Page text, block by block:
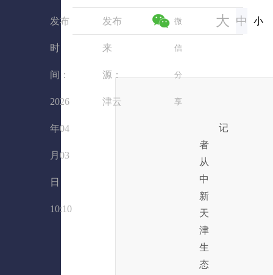
发布
时
间：
2026
年04
月03
日
10:10
发布
来
源：
津云
微
信
分
享
大 中 小
记
者
从
中
新
天
津
生
态